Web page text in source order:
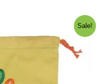
Sale!